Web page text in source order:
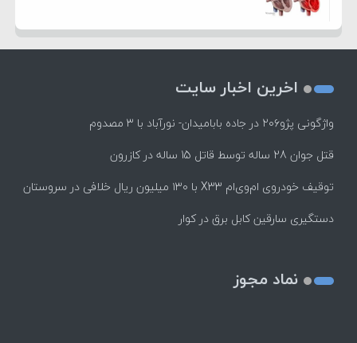
اخرین اخبار سایت
واژگونی پژو۲۰۶ در جاده بابامیدان- نورآباد با ۳ مصدوم
قتل جوان 28 ساله توسط قاتل 15 ساله در کازرون
توقیف خودروی ام‌وی‌ام X33 با ۱۳۰ میلیون ریال خلافی در سروستان
دستگیری سارقین کابل برق در کوار
نماد مجوز